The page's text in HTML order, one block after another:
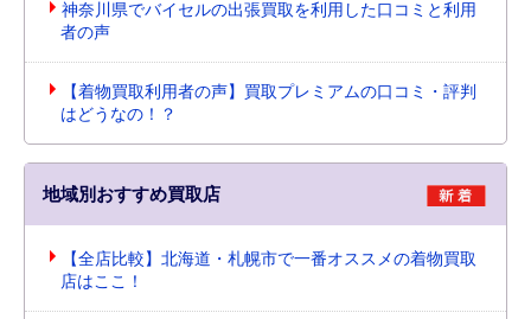
神奈川県でバイセルの出張買取を利用した口コミと利用
者の声
【着物買取利用者の声】買取プレミアムの口コミ・評判
はどうなの！？
地域別おすすめ買取店
【全店比較】北海道・札幌市で一番オススメの着物買取
店はここ！